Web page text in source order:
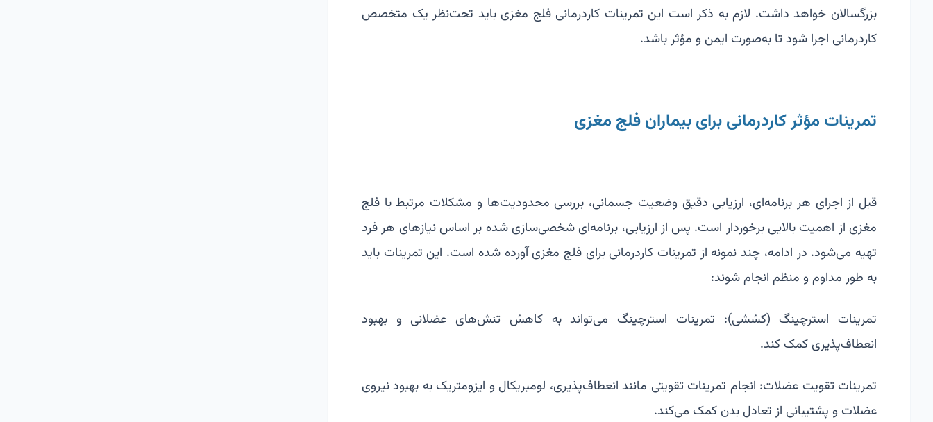
بزرگسالان خواهد داشت. لازم به ذکر است این تمرینات کاردرمانی فلج مغزی باید تحت‌نظر یک متخصص
کاردرمانی اجرا شود تا به‌صورت ایمن و مؤثر باشد.
تمرینات مؤثر کاردرمانی برای بیماران فلج مغزی
قبل از اجرای هر برنامه‌ای، ارزیابی دقیق وضعیت جسمانی، بررسی محدودیت‌ها و مشکلات مرتبط با فلج
مغزی از اهمیت بالایی برخوردار است. پس از ارزیابی، برنامه‌ای شخصی‌سازی شده بر اساس نیازهای هر فرد
تهیه می‌شود. در ادامه، چند نمونه از تمرینات کاردرمانی برای فلج مغزی آورده شده است. این تمرینات باید
به طور مداوم و منظم انجام شوند:
تمرینات استرچینگ (کششی): تمرینات استرچینگ می‌تواند به کاهش تنش‌های عضلانی و بهبود
انعطاف‌پذیری کمک کند.
تمرینات تقویت عضلات: انجام تمرینات تقویتی مانند انعطاف‌پذیری، لومبریکال و ایزومتریک به بهبود نیروی
عضلات و پشتیبانی از تعادل بدن کمک می‌کند.